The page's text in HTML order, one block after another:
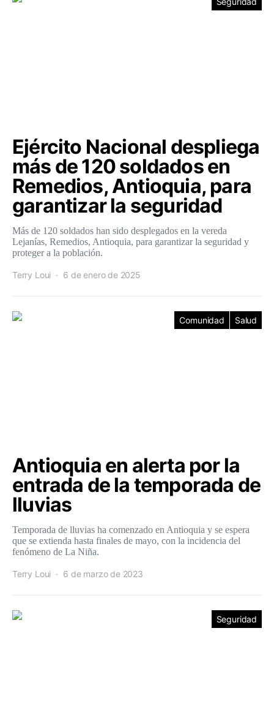
Ejército Nacional despliega
más de 120 soldados en
Remedios, Antioquia, para
garantizar la seguridad
Más de 120 soldados han sido desplegados en la vereda
Lejanías, Remedios, Antioquia, para garantizar la seguridad y
proteger a la población.
Terry Loui 6 de enero de 2025
Comunidad Salud
Antioquia en alerta por la
entrada de la temporada de
lluvias
Temporada de lluvias ha comenzado en Antioquia y se espera
que se extienda hasta finales de mayo, con la incidencia del
fenómeno de La Niña.
Terry Loui 6 de marzo de 2023
Seguridad